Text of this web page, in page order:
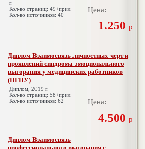
г.
Кол-во страниц: 49+прил.
Кол-во источников: 40
Цена:
1.250 р
Диплом Взаимосвязь личностных черт и
проявлений синдрома эмоционального
выгорания у медицинских работников
(НГПУ)
Диплом, 2019 г.
Кол-во страниц: 58+прил.
Кол-во источников: 62
Цена:
4.500 р
Диплом Взаимосвязь